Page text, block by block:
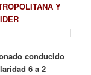
Y
conducido
6 a 2